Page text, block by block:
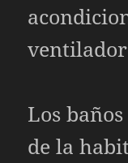
Los
de la